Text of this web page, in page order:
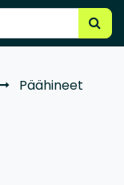
Päähineet